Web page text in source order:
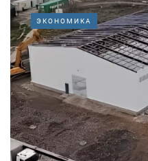
ЭКОНОМИКА